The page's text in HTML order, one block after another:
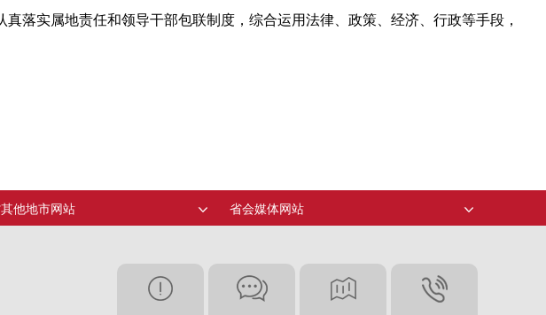
落实属地责任和领导干部包联制度，综合运用法律、政策、经济、行政等手段，